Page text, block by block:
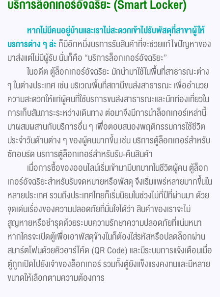
บริการล็อกเกอร์อัจฉริยะ (Smart Locker)
หากไม่มีคนอยู่บ้านและเราไม่สะดวกเข้าไปรับพัสดุที่สาขาผู้ให้
บริการต่าง ๆ ล่ะก็มีอีกหนึ่งบริการรับสินค้าที่จะช่วยแก้ไขปัญหาของ
มาส่งแต่ไม่มีผู้รับ นั่นก็คือ “บริการล็อกเกอร์อัจฉริยะ”
ในอดีต ตู้ล็อกเกอร์อัจฉริยะ มักนำมาใช้ในพื้นที่สาธารณะต่าง
ๆ ในต่างประเทศ เช่น บริเวณพื้นที่สถานีขนส่งสาธารณะ เพื่ออำนวย
ความสะดวกให้แก่ผู้คนที่ใช้บริการขนส่งสาธารณะและนักท่องเที่ยวใน
การเก็บสัมภาระระหว่างเดินทาง ต่อมาจึงมีการนำล็อกเกอร์เหล่านี้
มาผสมผสานกับบริการอื่น ๆ เพื่อตอบสนองพฤติกรรมการใช้ชีวิต
ประจำวันด้านต่าง ๆ ของผู้คนมากขึ้น เช่น บริการตู้ล็อกเกอร์สำหรับ
ซักอบรีด บริการตู้ล็อกเกอร์สำหรับรับ-คืนสินค้า
เมื่อการซื้อของออนไลน์เริ่มเข้ามามีบทบาทในชีวิตผู้คน ตู้ล็อก
เกอร์อัจฉริยะสำหรับรับจดหมายหรือพัสดุ จึงเริ่มแพร่หลายมากขึ้นใน
หลายประเทศ รวมถึงประเทศไทยก็เริ่มนิยมในช่วงไม่กี่ปีที่ผ่านมา ด้วย
จุดเด่นเรื่องของความปลอดภัยที่มั่นใจได้ว่า สินค้าของเราจะไม่
สูญหายหรือชำรุดด้วยระบบความรักษาความปลอดภัยที่แน่นหนา
หากใครจะเปิดตู้เพื่อเอาพัสดุข้างในก็ต้องใส่รหัสหรือปลดล็อกผ่าน
สมาร์ตโฟนด้วยคิวอาร์โค้ด (QR Code) และมีระบบการแจ้งเตือนเมื่อ
ตู้ถูกเปิดไปยังเจ้าของล็อกเกอร์ รวมทั้งตู้ยังแข็งแรงคงทนและมีหลาย
ขนาดให้เลือกตามความต้องการ